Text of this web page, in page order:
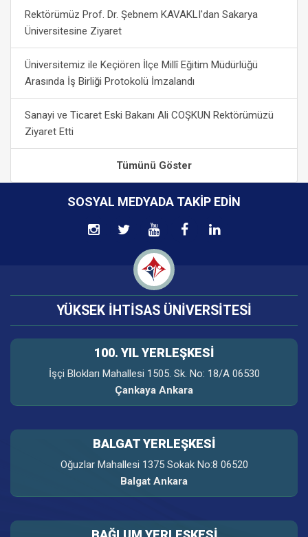
Rektörümüz Prof. Dr. Şebnem KAVAKLI'dan Sakarya
Üniversitesine Ziyaret
Üniversitemiz ile Keçiören İlçe Millî Eğitim Müdürlüğü
Arasında İş Birliği Protokolü İmzalandı
Sanayi ve Ticaret Eski Bakanı Ali COŞKUN Rektörümüzü
Ziyaret Etti
Tümünü Göster
SOSYAL MEDYADA TAKIP EDIN
YÜKSEK İHTİSAS ÜNİVERSİTESİ
100. YIL YERLEŞKESI
İşçi Blokları Mahallesi 1505. Sk. No: 18/A 06530
Çankaya Ankara
BALGAT YERLEŞKESİ
Oğuzlar Mahallesi 1375 Sokak No:8 06520
Balgat Ankara